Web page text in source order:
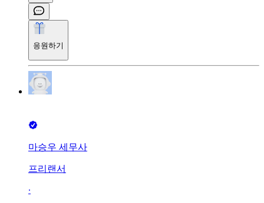
응원하기
마승우 세무사
프리랜서
∙